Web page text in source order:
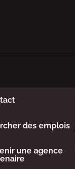
des emplois
une agence